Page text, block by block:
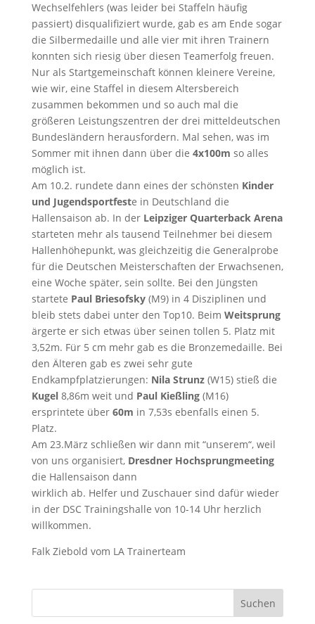
Wechselfehlers (was leider bei Staffeln häufig
passiert) disqualifiziert wurde, gab es am Ende sogar
die Silbermedaille und alle vier mit ihren Trainern
konnten sich riesig über diesen Teamerfolg freuen.
Nur als Startgemeinschaft können kleinere Vereine,
wie wir, eine Staffel in diesem Altersbereich
zusammen bekommen und so auch mal die
größeren Leistungszentren der drei mitteldeutschen
Bundesländern herausfordern. Mal sehen, was im
Sommer mit ihnen dann über die 4x100m so alles
möglich ist.
Am 10.2. rundete dann eines der schönsten Kinder
und Jugendsportfeste in Deutschland die
Hallensaison ab. In der Leipziger Quarterback Arena
starteten mehr als tausend Teilnehmer bei diesem
Hallenhöhepunkt, was gleichzeitig die Generalprobe
für die Deutschen Meisterschaften der Erwachsenen,
eine Woche später, sein sollte. Bei den Jüngsten
startete Paul Briesofsky(M9) in 4 Disziplinen und
bleib stets dabei unter den Top10. Beim Weitsprung
ärgerte er sich etwas über seinen tollen 5. Platz mit
3,52m. Für 5 cm mehr gab es die Bronzemedaille. Bei
den Älteren gab es zwei sehr gute
Endkampfplatzierungen: Nila Strunz(W15) stieß die
Kugel8,86m weit und Paul Kießling(M16)
ersprintete über 60m in 7,53s ebenfalls einen 5.
Platz.
Am 23.März schließen wir dann mit “unserem“, weil
von uns organisiert, Dresdner Hochsprungmeeting
die Hallensaison dann
wirklich ab. Helfer und Zuschauer sind dafür wieder
in der DSC Trainingshalle von 10-14 Uhr herzlich
willkommen.
Falk Ziebold vom LA Trainerteam